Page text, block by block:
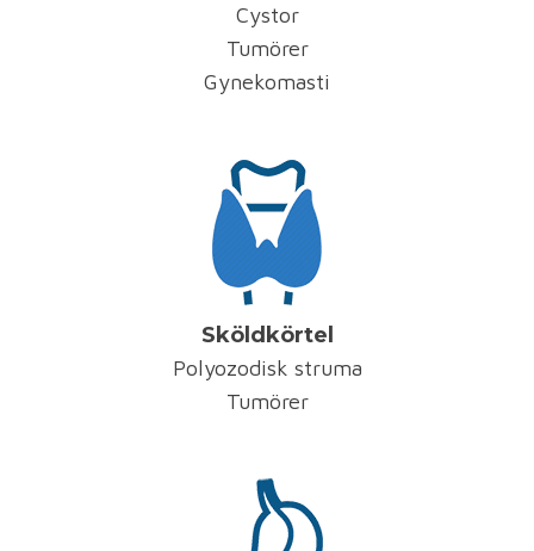
Cystor
Tumörer
Gynekomasti
Sköldkörtel
Polyozodisk struma
Tumörer